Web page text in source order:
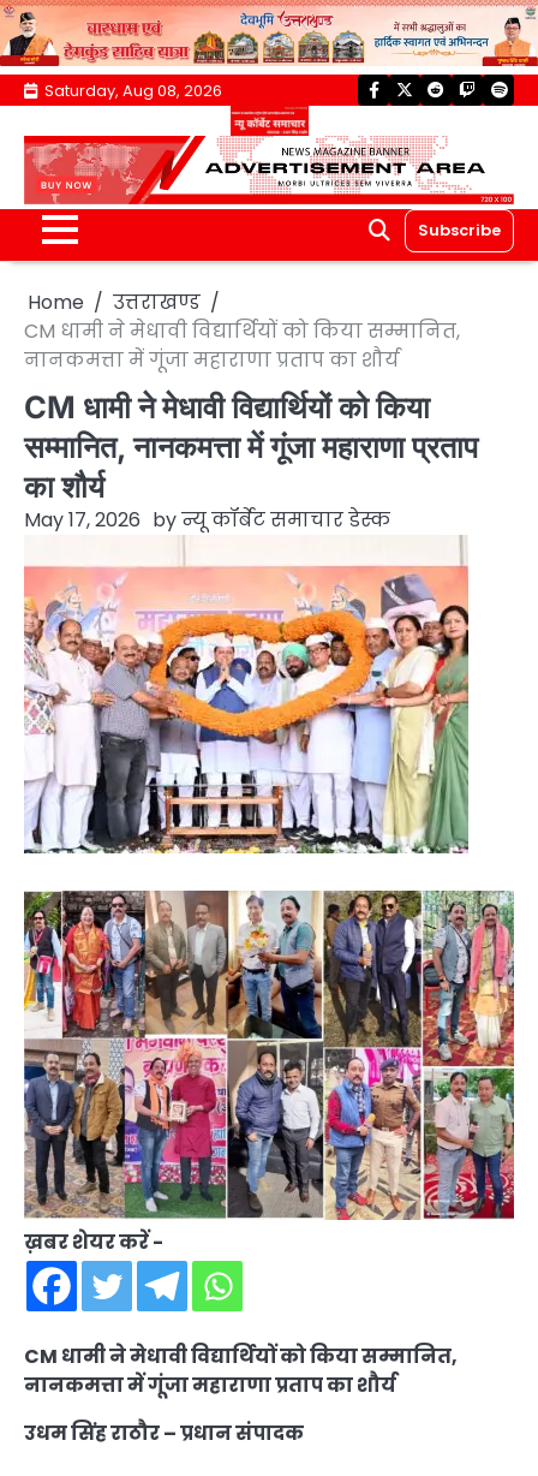
Skip
content
Saturday, Aug 08, 2026 facebook
twitterreddittwitch
Subscribe
Home
उत्तराखण्ड
CM धामी ने मेधावी विद्यार्थियों को किया सम्मानित,
नानकमत्ता में गूंजा महाराणा प्रताप का शौर्य
CM धामी ने मेधावी विद्यार्थियों को किया
सम्मानित, नानकमत्ता में गूंजा महाराणा प्रताप
का शौर्य
May 17, 2026 byन्यू कॉर्बेट समाचार डेस्क
ख़बर शेयर करें -
CM धामी ने मेधावी विद्यार्थियों को किया सम्मानित,
नानकमत्ता में गूंजा महाराणा प्रताप का शौर्य
उधम सिंह राठौर – प्रधान संपादक